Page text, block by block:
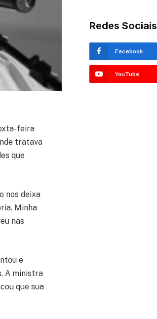
feira
tratava
que
nos deixa
Minha
nas
e
A ministra
que sua
Redes Sociais
Facebook
YouTube